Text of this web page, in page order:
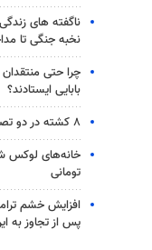
ناگفته های
نخبه جنگی تا
چرا حتی
بابایی ایستادند؟
۸ کشته در دو تصادف شب گذشته
خانه‌های لوکس
تومانی
افزایش خشم
پس از تجاوز به